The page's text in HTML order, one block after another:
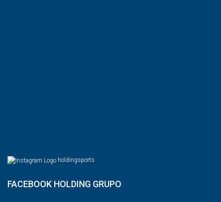
holdingsports
FACEBOOK HOLDING GRUPO